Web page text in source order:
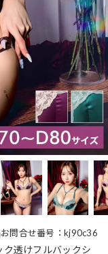
問合せ番号：kj90c36
透けフルバックシ